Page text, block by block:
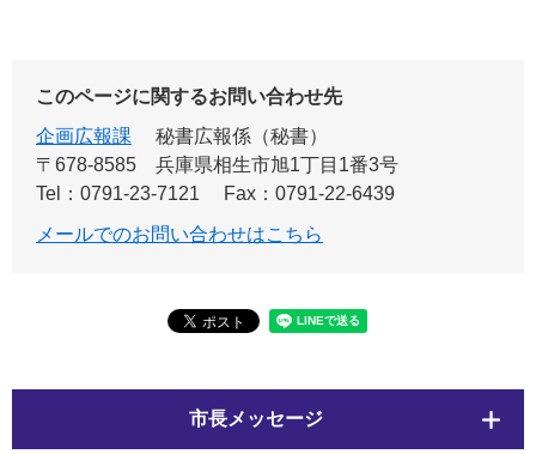
このページに関するお問い合わせ先
企画広報課
秘書広報係（秘書）
〒678-8585
兵庫県相生市旭1丁目1番3号
Tel：0791-23-7121
Fax：0791-22-6439
メールでのお問い合わせはこちら
市長メッセージ